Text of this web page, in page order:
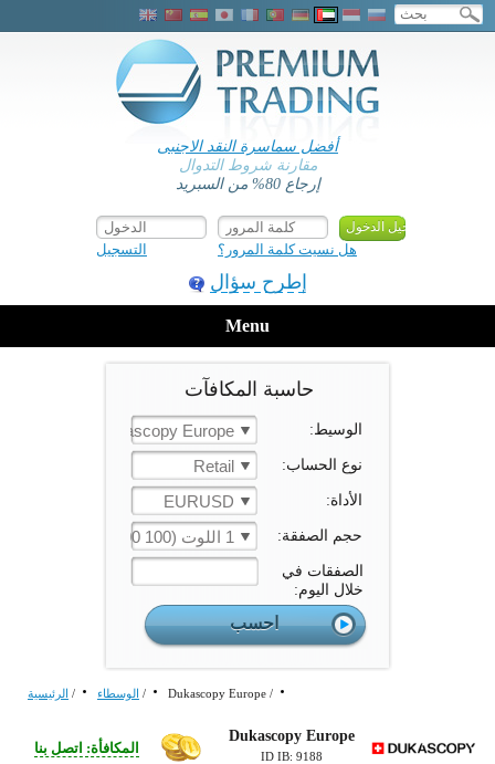
أفضل سماسرة النقد الاجنبى
مقارنة شروط التدوال
إرجاع 80% من السبريد
التسجيل هل نسيت كلمة المرور؟
إطرح سؤال
Menu
حاسبة المكافآت
الوسيط: Dukascopy Europe
نوع الحساب: Retail
الأداة: EURUSD
حجم الصفقة: 1 اللوت (100 000 الوحدة)
الصفقات في
خلال اليوم:
الرئيسية / الوسطاء / Dukascopy Europe /
Dukascopy Europe
9188 :ID IB المكافأة: اتصل بنا